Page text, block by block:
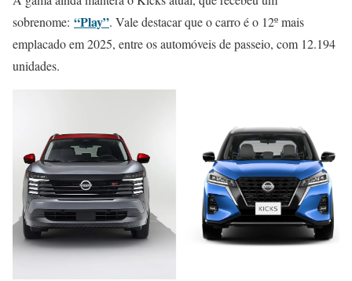
sobrenome: “Play”. Vale destacar que o carro é o 12º mais
emplacado em 2025, entre os automóveis de passeio, com 12.194
unidades.